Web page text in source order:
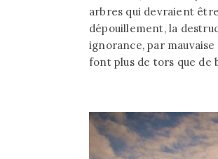
arbres qui devraient
dépouillement, la
ignorance, par
font plus de tors que de